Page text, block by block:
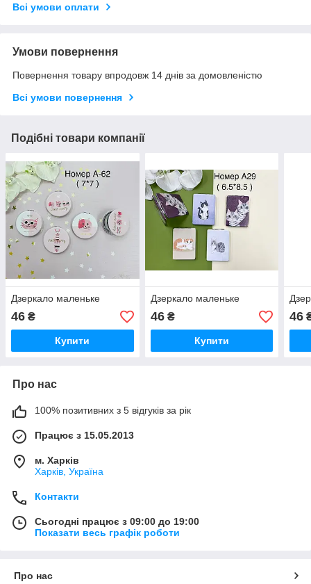
Всі умови оплати
Умови повернення
Повернення товару впродовж 14 днів за домовленістю
Всі умови повернення
Подібні товари компанії
Дзеркало маленьке
46 ₴
Купити
Дзеркало маленьке
46₴
Купити
46
Про нас
100% позитивних з 5 відгуків за рік
Працює з 15.05.2013
м. Харків
Харків, Україна
Контакти
Сьогодні працює з 09:00 до 19:00
Показати весь графік роботи
Про нас